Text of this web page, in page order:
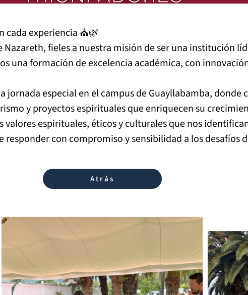
cada experiencia ⛪🌿
Nazareth, fieles a nuestra misión de ser una institución
una formación de excelencia académica, con
jornada especial en el campus de Guayllabamba, donde
y proyectos espirituales que enriquecen su
valores espirituales, éticos y culturales que nos
responder con compromiso y sensibilidad a los desafíos
Atrás